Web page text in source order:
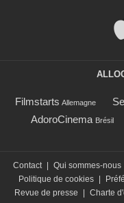
Filmstarts Allemagne
AdoroCinema Brésil
Contact Qui sommes-nous
Politique de cookies
Revue de presse
Charte